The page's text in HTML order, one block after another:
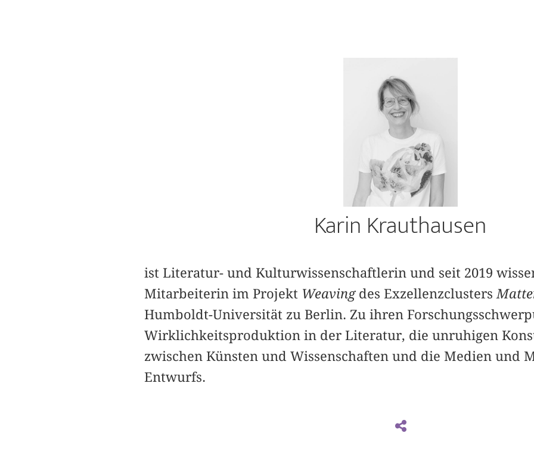
Karin Krauthausen
ist Literatur- und Kulturwissenschaftlerin und seit 2019
Mitarbeiterin im Projekt Weavingdes Exzellenzclusters
Humboldt-Universität zu Berlin. Zu ihren
Wirklichkeitsproduktion in der Literatur, die unruhigen
zwischen Künsten und Wissenschaften und die Medien und
Entwurfs.